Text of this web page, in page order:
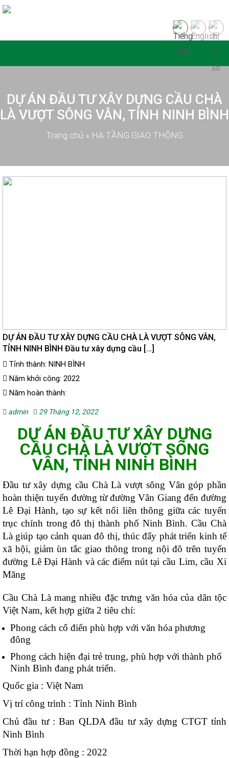
DỰ ÁN ĐẦU TƯ XÂY DỰNG CẦU CHÀ
LÀ VƯỢT SÔNG VÂN, TỈNH NINH BÌNH
Trang chủ » HẠ TẦNG GIAO THÔNG
DỰ ÁN ĐẦU TƯ XÂY DỰNG CẦU CHÀ LÀ VƯỢT SÔNG VÂN,
TỈNH NINH BÌNH Đầu tư xây dựng cầu […]
Tỉnh thành: NINH BÌNH
Năm khởi công: 2022
Năm hoàn thành:
admin 29 Tháng 12, 2022
DỰ ÁN ĐẦU TƯ XÂY DỰNG
CẦU CHÀ LÀ VƯỢT SÔNG
VÂN, TỈNH NINH BÌNH
Đầu tư xây dựng cầu Chà Là vượt sông Vân góp phần
hoàn thiện tuyến đường từ đường Vân Giang đến đường
Lê Đại Hành, tạo sự kết nối liên thông giữa các tuyến
trục chính trong đô thị thành phố Ninh Bình. Cầu Chà
Là giúp tạo cảnh quan đô thị, thúc đẩy phát triển kinh tế
xã hội, giảm ùn tắc giao thông trong nội đô trên tuyến
đường Lê Đại Hành và các điểm nút tại cầu Lim, cầu Xi
Măng
Cầu Chà Là mang nhiều đặc trưng văn hóa của dân tộc
Việt Nam, kết hợp giữa 2 tiêu chí:
Phong cách cổ điển phù hợp với văn hóa phương
đông
Phong cách hiện đại trẻ trung, phù hợp với thành phố
Ninh Bình đang phát triển.
Quốc gia : Việt Nam
Vị trí công trình : Tỉnh Ninh Bình
Chủ đầu tư :Ban QLDA đầu tư xây dựng CTGT tỉnh
Ninh Bình
Thời hạn hợp đồng : 2022